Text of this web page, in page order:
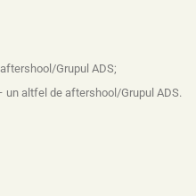
Grupul ADS;
un altfel de aftershool/Grupul ADS.